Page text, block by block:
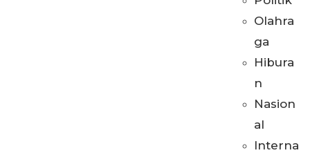
Olahra
ga
Hibura
n
Nasion
al
Interna